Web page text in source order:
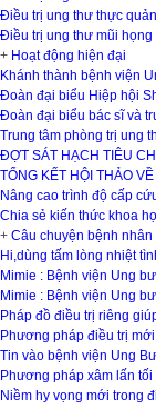
Điều trị ung thư thực quản
Điều trị ung thư mũi họng
+ Hoạt động hiện đại
Khánh thành bệnh viện
Đoàn đại biểu Hiệp hội
Đoàn đại biểu bác sĩ và
Trung tâm phòng trị ung
ĐỢT SÁT HẠCH TIÊU
TỔNG KẾT HỘI THẢO
Nâng cao trình độ cấp
Chia sẻ kiến thức khoa
+ Câu chuyện bệnh nhân
Hi,dùng tấm lòng nhiệt
Mimie : Bệnh viện Ung
Mimie : Bệnh viện Ung
Pháp đồ điều trị riêng
Phương pháp điều trị
Tin vào bệnh viện Ung
Phương pháp xâm lấn
Niềm hy vọng mới trong